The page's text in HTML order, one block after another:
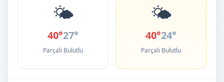
🌤️
40°27°
Parçalı Bulutlu
🌤️
40°24°
Parçalı Bulutlu